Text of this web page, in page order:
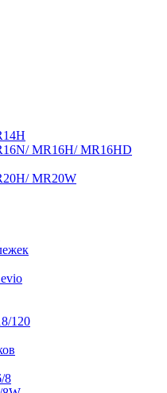
MR16H/ MR16HD
MR20W
120
8